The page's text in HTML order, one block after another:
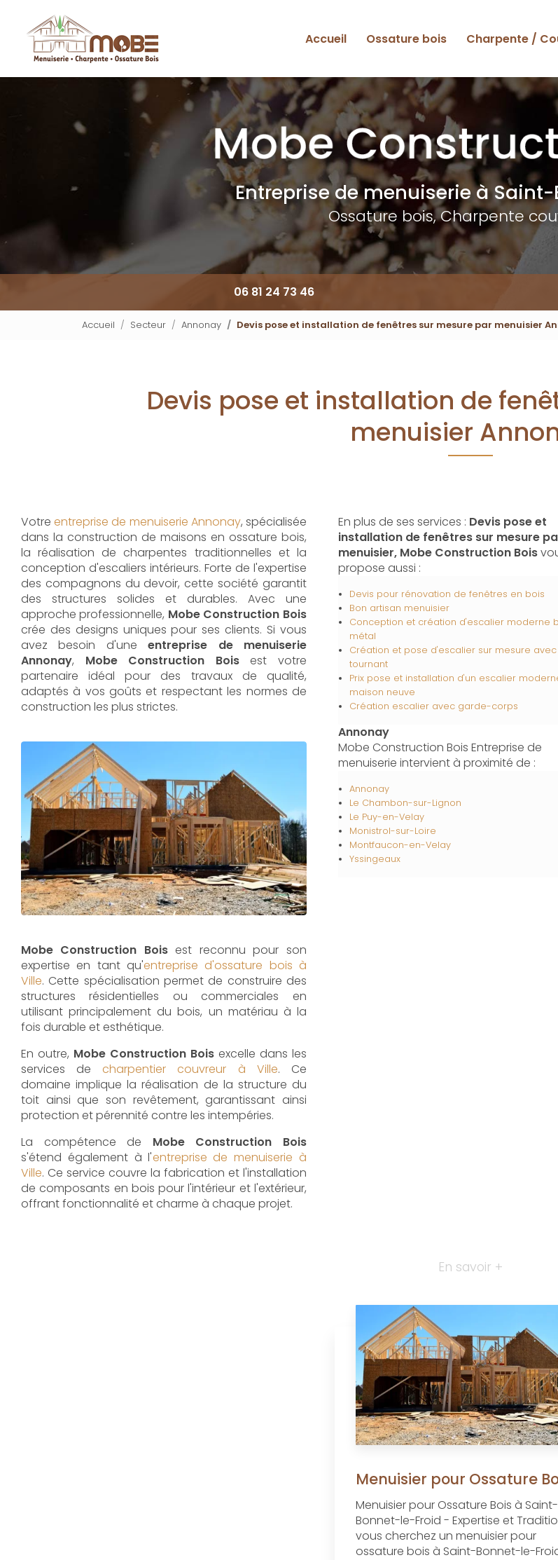
contenu
principal
Accueil Ossature bois Charpente /
Entreprise de menuiserieà
Ossature bois, Charpente
06 81 24 73 46
Accueil Secteur Annonay Devis pose et installation de fenêtres sur mesure par menuisier
Devis pose et installation de
menuisier
Votre entreprise de menuiserie Annonay, spécialisée
dans la construction de maisons en ossature bois,
la réalisation de charpentes traditionnelles et la
conception d'escaliers intérieurs. Forte de l'expertise
des compagnons du devoir, cette société garantit
des structures solides et durables. Avec une
approche professionnelle, Mobe Construction Bois
crée des designs uniques pour ses clients. Si vous
avez besoin d'uneentreprise de menuiserie
Annonay, Mobe Construction Boisest votre
partenaire idéal pour des travaux de qualité,
adaptés à vos goûts et respectant les normes de
construction les plus strictes.
Mobe Construction Bois est reconnu pour son
expertise en tant qu'entreprise d'ossature bois à
Ville. Cette spécialisation permet de construire des
structures résidentielles ou commerciales en
utilisant principalement du bois, un matériau à la
fois durable et esthétique.
En outre, Mobe Construction Bois excelle dans les
services decharpentier couvreur à Ville. Ce
domaine implique la réalisation de la structure du
toit ainsi que son revêtement, garantissant ainsi
protection et pérennité contre les intempéries.
La compétence de Mobe Construction Bois
s'étend également à l'entreprise de menuiserie à
Ville. Ce service couvre la fabrication et l'installation
de composants en bois pour l'intérieur et l'extérieur,
offrant fonctionnalité et charme à chaque projet.
En plus de ses services : Devis pose et
installation de fenêtres sur mesure
menuisier, Mobe Construction Bois
propose aussi :
Devis pour rénovation de fenêtres en bois
Bon artisan menuisier
Conception et création d'escalier moderne
métal
Création et pose d'escalier sur mesure
tournant
Prix pose et installation d'un escalier
maison neuve
Création escalier avec garde-corps
Annonay
Mobe Construction Bois Entreprise de
menuiserie intervient à proximité de :
Annonay
Le Chambon-sur-Lignon
Le Puy-en-Velay
Monistrol-sur-Loire
Montfaucon-en-Velay
Yssingeaux
En savoir +
Menuisier pour Ossature
Menuisier pour Ossature Bois à Saint-
Bonnet-le-Froid - Expertise et
vous cherchez un menuisier pour
ossature bois à Saint-Bonnet-le-